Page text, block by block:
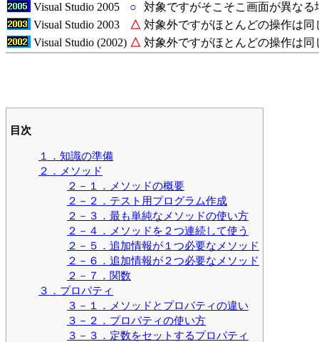
Visual Studio 2005
○
対象ですがそこそこ画面が異な
Visual Studio 2003
△ 対象外ですがほとんどの操作は
Visual Studio (2002) △ 対象外ですがほとんどの操作は
目次
１．知識の準備
２．メソッド
２－１．メソッドの概要
２－２．テスト用プログラム作成
２－３．最も単純なメソッドの使い方
２－４．メソッドを２つ連続して使う
２－５．追加情報が１つ必要なメソッド
２－６．追加情報が２つ必要なメソッド
２－７．関数
３．プロパティ
３－１．メソッドとプロパティの違い
３－２．プロパティの使い方
３－３．定数をセットするプロパティ